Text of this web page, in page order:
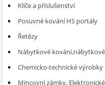
Klíče a příslušenství
Posuvné kování HS portály
Řetězy
Nábytkové
Chemicko-technické výrobky
Mincovní zámky,